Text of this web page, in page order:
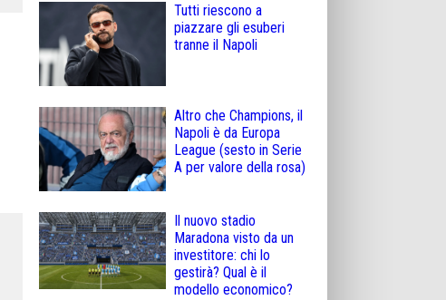
Tutti riescono a
piazzare gli esuberi
tranne il Napoli
Altro che Champions, il
Napoli è da Europa
League (sesto in Serie
A per valore della rosa)
Il nuovo stadio
Maradona visto da un
investitore: chi lo
gestirà? Qual è il
modello economico?